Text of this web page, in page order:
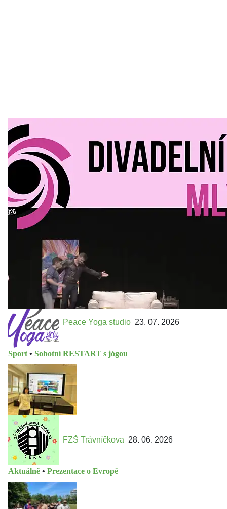
Divadelní Mlýn 30. 07. 2026
Kultura a volný čas
Divadelní mlýn. 15. až 18. října KD
MLEJN. Vstupenky již v prodeji.
Přijďte na přátelský festival divadla a inspirace 15. až 18.
října 2026 Vstupenky již v prodeji na GOOUT -
https://divadelnimlyn.cz/vstupenky Představ si čtyři dny
Peace Yoga studio 23. 07. 2026
Sport • Sobotní RESTART s jógou
FZŠ Trávníčkova 28. 06. 2026
Aktuálně • Prezentace o Evropě